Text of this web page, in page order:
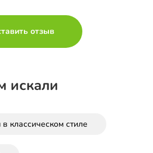
отзыв
искали
классическом стиле